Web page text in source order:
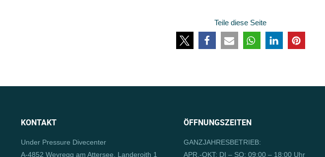
Teile diese Seite
KONTAKT
Under Pressure Divecenter
A-4852 Weyregg am Attersee, Landeroith 1
ÖFFNUNGSZEITEN
GANZJAHRESBETRIEB:
APR.-OKT: DI – SO: 09:00 – 18:00 Uhr